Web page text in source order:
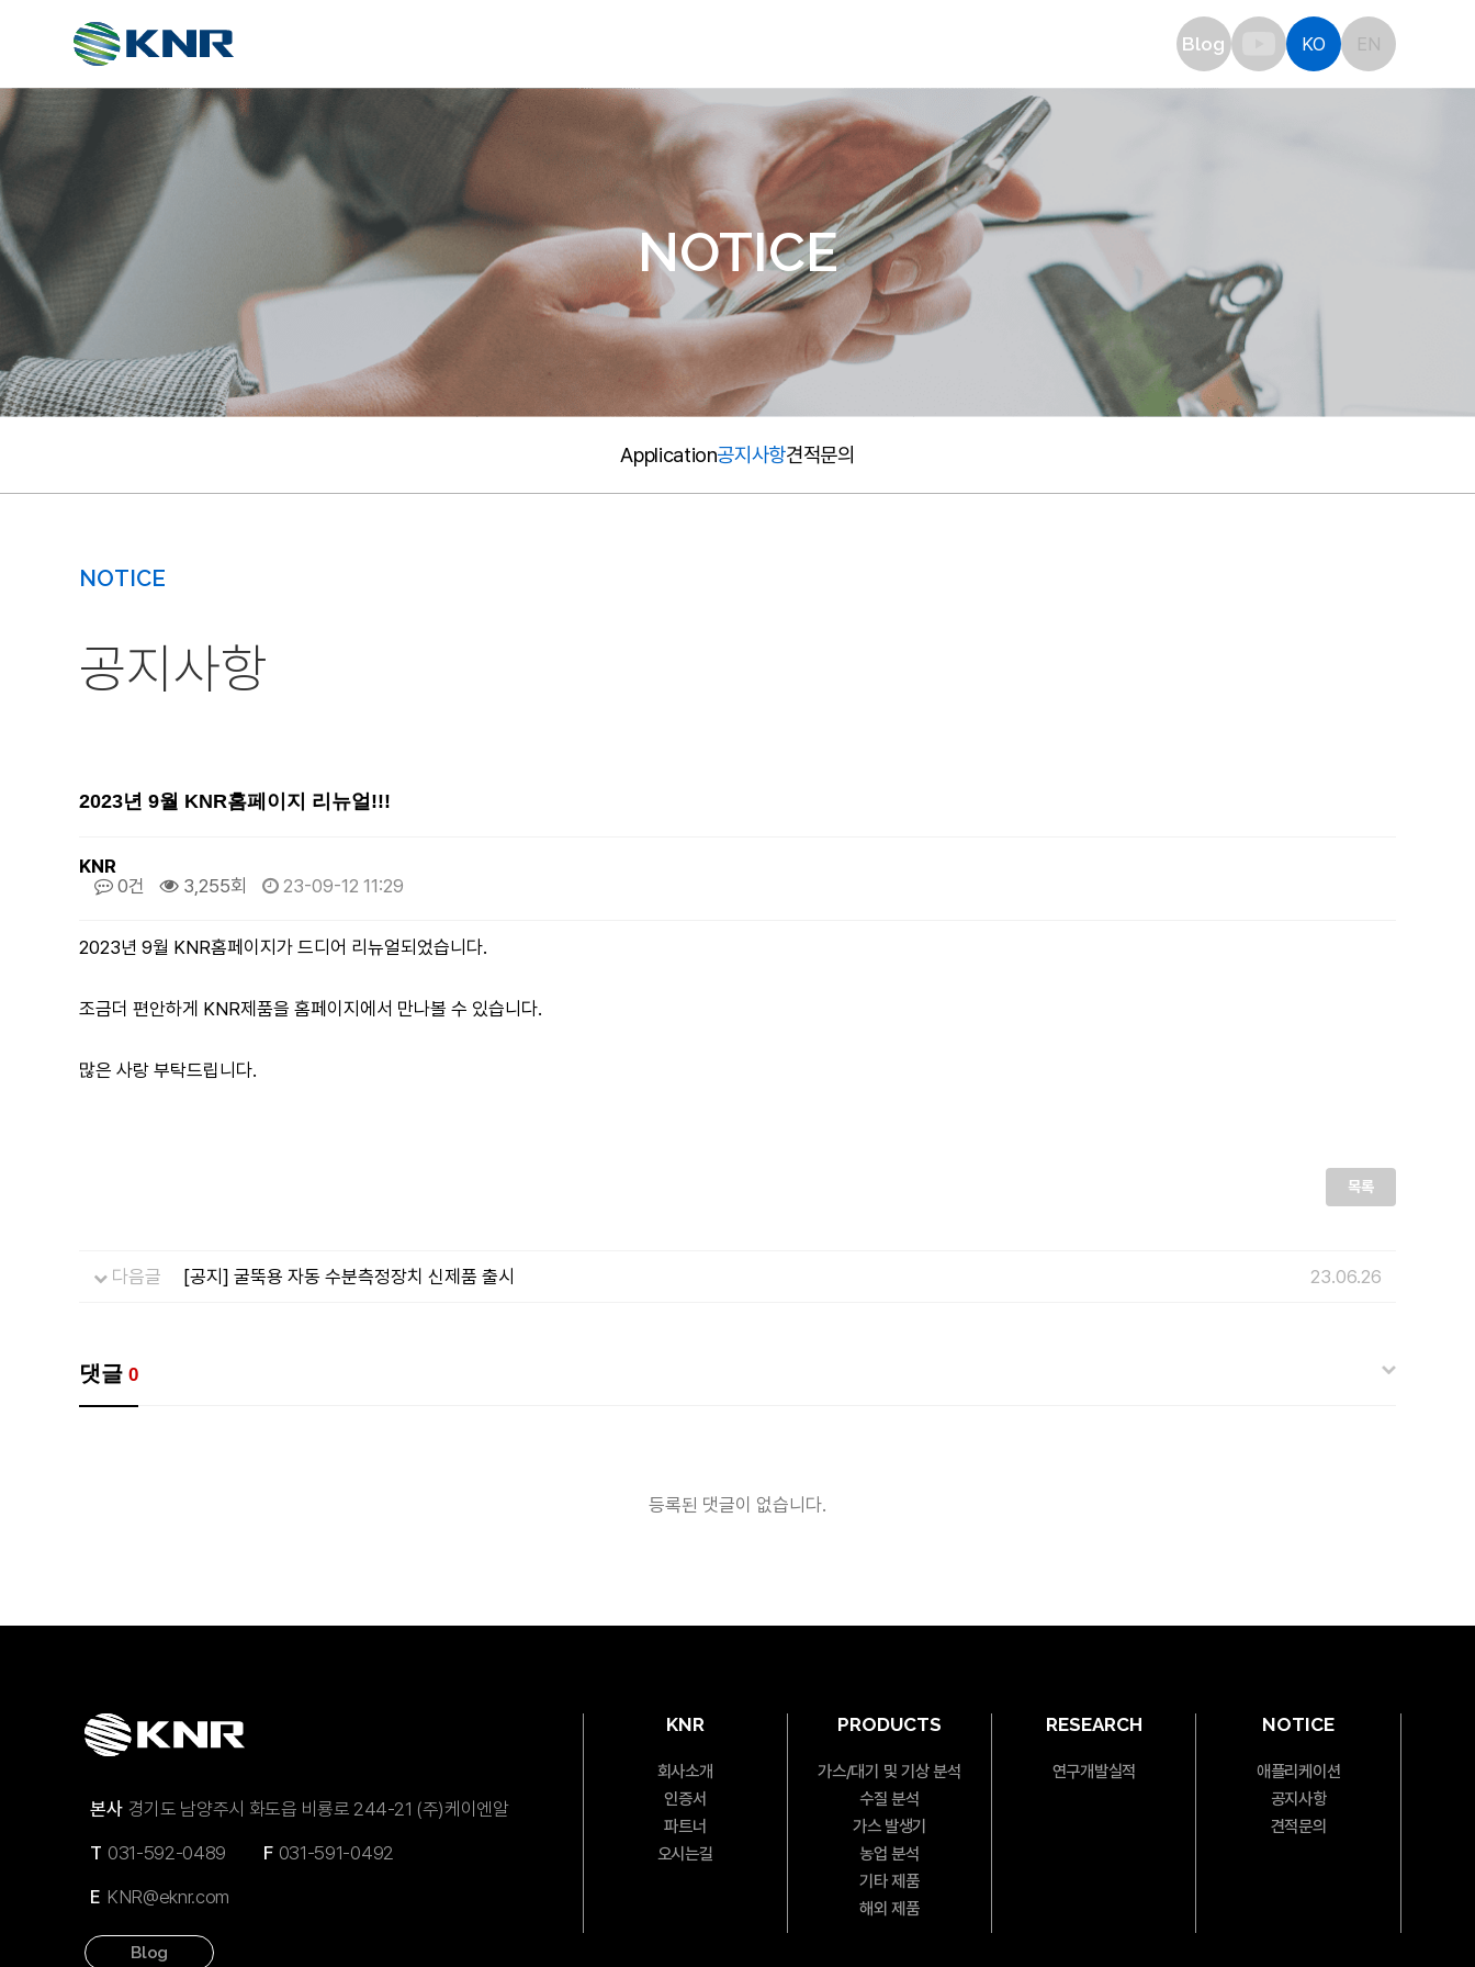
파트너
오시는길
가스/대기 및 기상 분석
수질 분석
농업 분석
기타 제품
해외 제품
연구개발실적
Application
공지사항
견적문의
Blog KO EN
NOTICE
Application공지사항견적문의
NOTICE
공지사항
2023년 9월 KNR홈페이지 리뉴얼!!!
KNR
0건
3,255회 23-09-12 11:29
2023년 9월 KNR홈페이지가 드디어 리뉴얼되었습니다.
조금더 편안하게 KNR제품을 홈페이지에서 만나볼 수 있습니다.
많은 사랑 부탁드립니다.
목록
다음글 [공지] 굴뚝용 자동 수분측정장치 신제품 출시 23.06.26
댓글 0
등록된 댓글이 없습니다.
본사 경기도 남양주시 화도읍 비룡로 244-21 (주)케이엔알
T 031-592-0489 F 031-591-0492
E KNR@eknr.com
Blog
KNR
회사소개
인증서
파트너
오시는길
PRODUCTS
가스/대기 및 기상 분석
수질 분석
가스 발생기
농업 분석
기타 제품
해외 제품
RESEARCH
연구개발실적
NOTICE
애플리케이션
공지사항
견적문의